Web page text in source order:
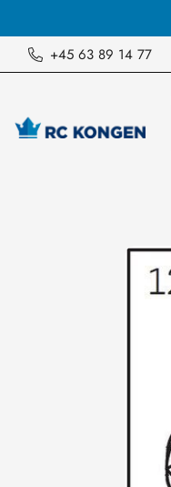
+45 63 89 14 77